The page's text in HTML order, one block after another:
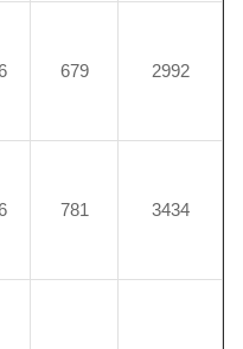
679 2992
781 3434